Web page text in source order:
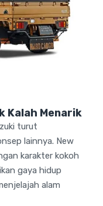
Kalah Menarik
turut
lainnya. New
karakter kokoh
gaya hidup
alam